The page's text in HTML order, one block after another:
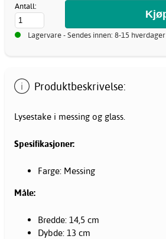
Antall:
Lagervare - Sendes innen: 8-15 hverdager
Produktbeskrivelse:
Lysestake i messing og glass.
Spesifikasjoner:
Farge: Messing
Måle:
Bredde: 14,5 cm
Dybde: 13 cm